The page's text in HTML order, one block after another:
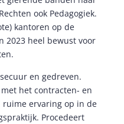
ook Pedagogiek.
kantoren op de
2023 heel bewust voor
en gedreven.
het contracten- en
ruime ervaring op in de
Procedeert